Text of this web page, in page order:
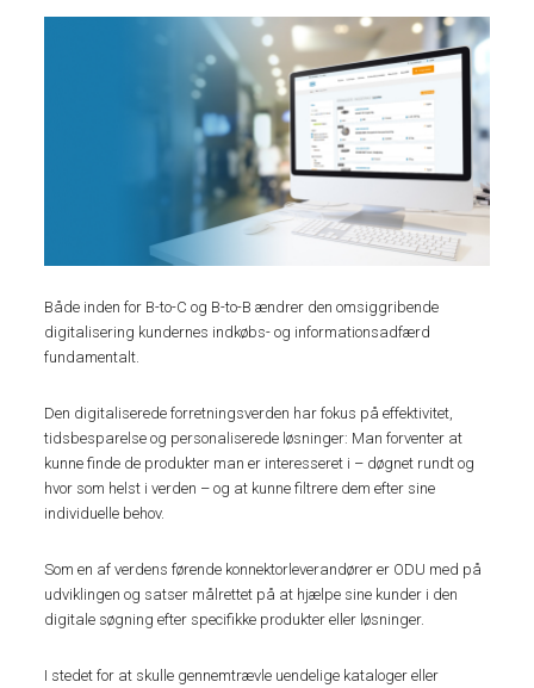
Både inden for B-to-C og B-to-B ændrer den omsiggribende
digitalisering kundernes indkøbs- og informationsadfærd
fundamentalt.
Den digitaliserede forretningsverden har fokus på effektivitet,
tidsbesparelse og personaliserede løsninger: Man forventer at
kunne finde de produkter man er interesseret i – døgnet rundt og
hvor som helst i verden – og at kunne filtrere dem efter sine
individuelle behov.
Som en af verdens førende konnektorleverandører er ODU med på
udviklingen og satser målrettet på at hjælpe sine kunder i den
digitale søgning efter specifikke produkter eller løsninger.
I stedet for at skulle gennemtrævle uendelige kataloger eller